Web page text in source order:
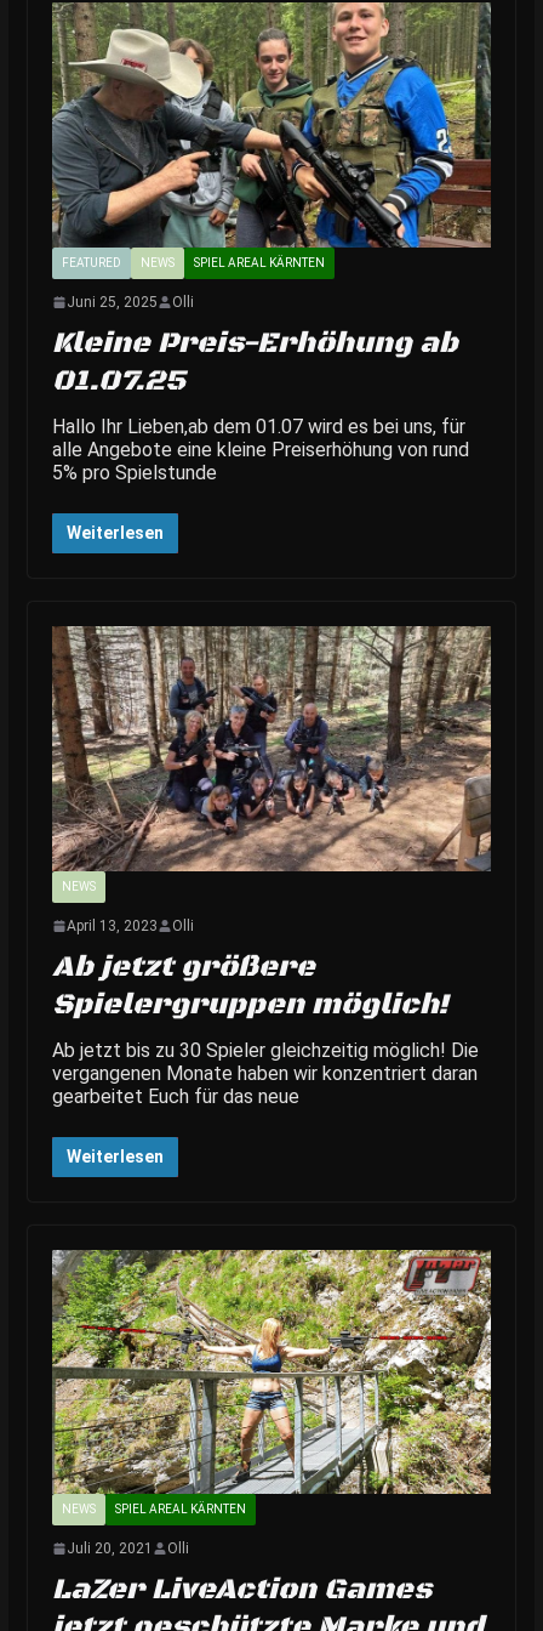
FEATURED NEWS SPIEL AREAL KÄRNTEN
Juni 25, 2025 Olli
Kleine Preis-Erhöhung ab
01.07.25
Hallo Ihr Lieben,ab dem 01.07 wird es bei uns, für
alle Angebote eine kleine Preiserhöhung von rund
5% pro Spielstunde
Weiterlesen
NEWS
April 13, 2023 Olli
Ab jetzt größere
Spielergruppen möglich!
Ab jetzt bis zu 30 Spieler gleichzeitig möglich! Die
vergangenen Monate haben wir konzentriert daran
gearbeitet Euch für das neue
Weiterlesen
NEWS SPIEL AREAL KÄRNTEN
Juli 20, 2021 Olli
LaZer LiveAction Games